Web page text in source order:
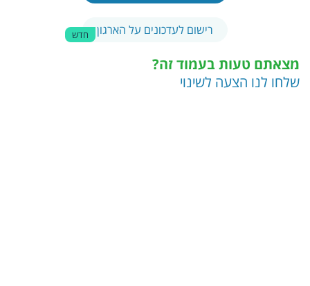
רישום לעדכונים על הארגון חדש
מצאתם טעות בעמוד זה?
שלחו לנו הצעה לשינוי